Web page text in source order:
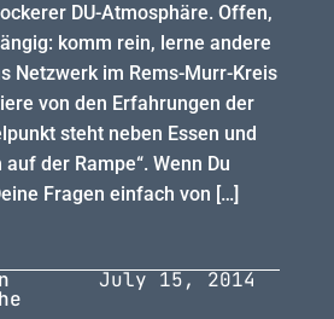
DU-Atmosphäre. Offen,
komm rein, lerne andere
Netzwerk im Rems-Murr-Kreis
von den Erfahrungen der
steht neben Essen und
der Rampe“. Wenn Du
Fragen einfach von […]
July 15, 2014